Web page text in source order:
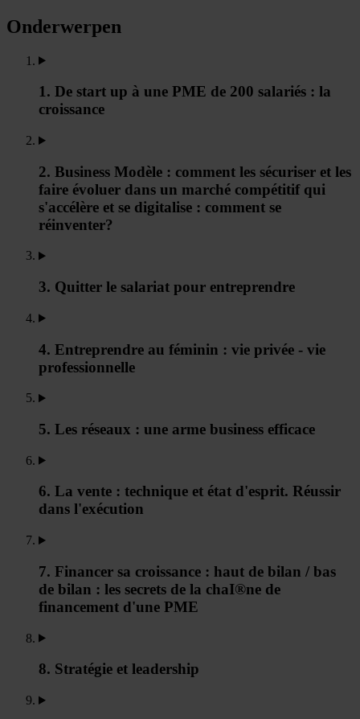
Onderwerpen
1. De start up à une PME de 200 salariés : la
croissance
2. Business Modèle : comment les sécuriser et les
faire évoluer dans un marché compétitif qui
s'accélère et se digitalise : comment se
réinventer?
3. Quitter le salariat pour entreprendre
4. Entreprendre au féminin : vie privée - vie
professionnelle
5. Les réseaux : une arme business efficace
6. La vente : technique et état d'esprit. Réussir
dans l'exécution
7. Financer sa croissance : haut de bilan / bas
de bilan : les secrets de la chaI®ne de
financement d'une PME
8. Stratégie et leadership